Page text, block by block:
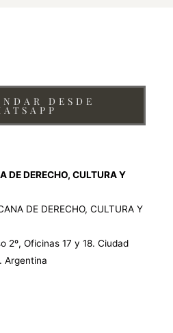
DESDE
DE DERECHO, CULTURA Y
DE DERECHO, CULTURA Y
2º, Oficinas 17 y 18. Ciudad
Argentina